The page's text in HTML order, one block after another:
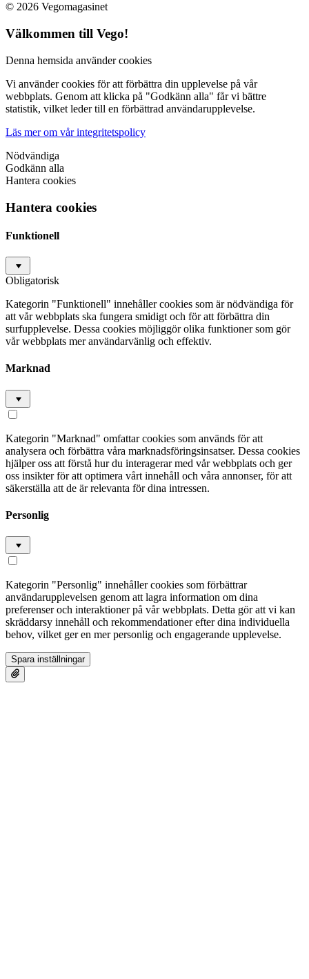
© 2026 Vegomagasinet
Välkommen till Vego!
Denna hemsida använder cookies
Vi använder cookies för att förbättra din upplevelse på vår
webbplats. Genom att klicka på "Godkänn alla" får vi bättre
statistik, vilket leder till en förbättrad användarupplevelse.
Läs mer om vår integritetspolicy
Nödvändiga
Godkänn alla
Hantera cookies
Hantera cookies
Funktionell
Obligatorisk
Kategorin "Funktionell" innehåller cookies som är nödvändiga för
att vår webbplats ska fungera smidigt och för att förbättra din
surfupplevelse. Dessa cookies möjliggör olika funktioner som gör
vår webbplats mer användarvänlig och effektiv.
Marknad
Kategorin "Marknad" omfattar cookies som används för att
analysera och förbättra våra marknadsföringsinsatser. Dessa cookies
hjälper oss att förstå hur du interagerar med vår webbplats och ger
oss insikter för att optimera vårt innehåll och våra annonser, för att
säkerställa att de är relevanta för dina intressen.
Personlig
Kategorin "Personlig" innehåller cookies som förbättrar
användarupplevelsen genom att lagra information om dina
preferenser och interaktioner på vår webbplats. Detta gör att vi kan
skräddarsy innehåll och rekommendationer efter dina individuella
behov, vilket ger en mer personlig och engagerande upplevelse.
Spara inställningar